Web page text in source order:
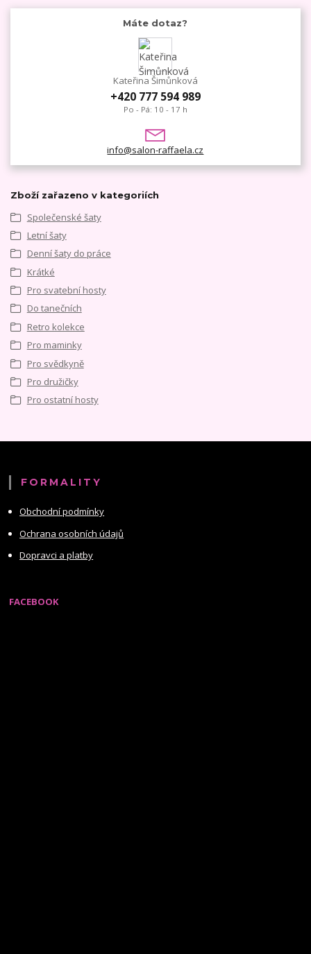
Máte dotaz?
Kateřina Šimůnková
+420 777 594 989
Po - Pá: 10 - 17 h
info@salon-raffaela.cz
Zboží zařazeno v kategoriích
Společenské šaty
Letní šaty
Denní šaty do práce
Krátké
Pro svatební hosty
Do tanečních
Retro kolekce
Pro maminky
Pro svědkyně
Pro družičky
Pro ostatní hosty
FORMALITY
Obchodní podmínky
Ochrana osobních údajů
Dopravci a platby
FACEBOOK